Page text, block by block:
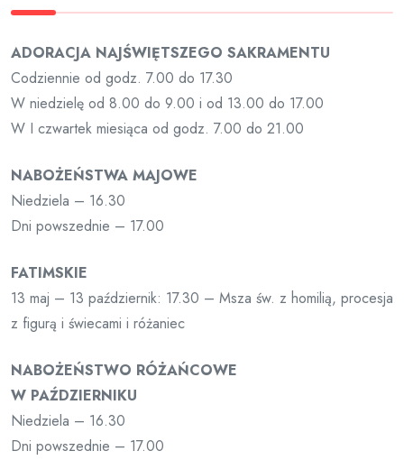
ADORACJA NAJŚWIĘTSZEGO SAKRAMENTU
Codziennie od godz. 7.00 do 17.30
W niedzielę od 8.00 do 9.00 i od 13.00 do 17.00
W I czwartek miesiąca od godz. 7.00 do 21.00
NABOŻEŃSTWA MAJOWE
Niedziela – 16.30
Dni powszednie – 17.00
FATIMSKIE
13 maj – 13 październik: 17.30 – Msza św. z homilią, procesja
z figurą i świecami i różaniec
NABOŻEŃSTWO RÓŻAŃCOWE
W PAŹDZIERNIKU
Niedziela – 16.30
Dni powszednie – 17.00